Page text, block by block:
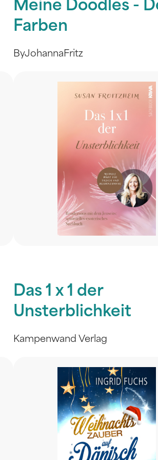
Meine Doodles -
Farben
ByJohannaFritz
Das 1 x 1 der
Unsterblichkeit
Kampenwand Verlag